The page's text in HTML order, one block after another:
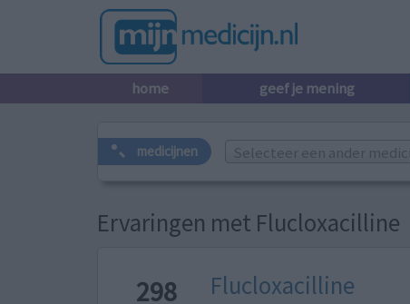
home geef je mening
medicijnen Selecteer een ander
Ervaringen met Flucloxacilline
298 Flucloxacilline